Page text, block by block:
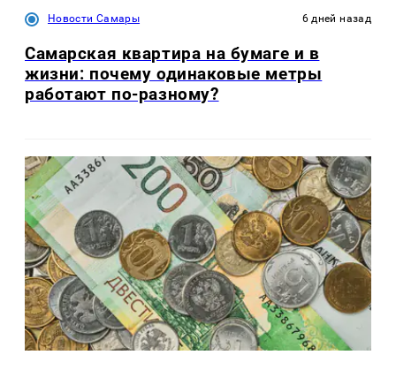
Новости Самары 6 дней назад
Самарская квартира на бумаге и в
жизни: почему одинаковые метры
работают по-разному?